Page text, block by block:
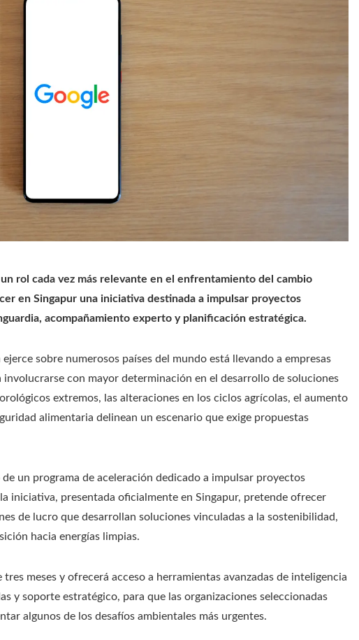
rol cada vez más relevante en el enfrentamiento del cambio
en Singapur una iniciativa destinada a impulsar proyectos
acompañamiento experto y planificación estratégica.
sobre numerosos países del mundo está llevando a empresas
con mayor determinación en el desarrollo de soluciones
extremos, las alteraciones en los ciclos agrícolas, el aumento
alimentaria delinean un escenario que exige propuestas
un programa de aceleración dedicado a impulsar proyectos
iniciativa, presentada oficialmente en Singapur, pretende ofrecer
de lucro que desarrollan soluciones vinculadas a la sostenibilidad,
hacia energías limpias.
meses y ofrecerá acceso a herramientas avanzadas de inteligencia
y soporte estratégico, para que las organizaciones seleccionadas
algunos de los desafíos ambientales más urgentes.